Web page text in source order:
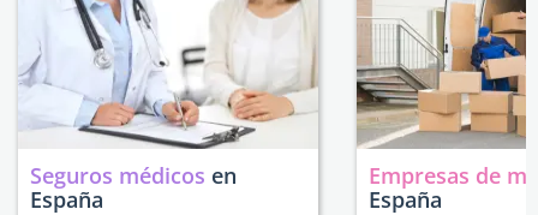
Seguros médicos en
España
Empresas de
España